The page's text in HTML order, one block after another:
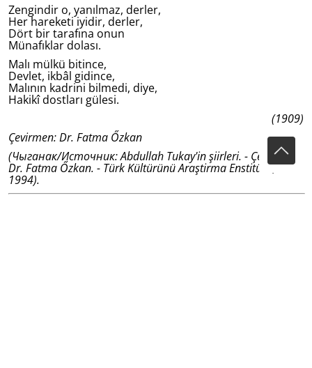
Zengindir o, yanılmaz, derler,
Her hareketi iyidir, derler,
Dört bir tarafına onun
Münafıklar dolası.
Malı mülkü bitince,
Devlet, ikbâl gidince,
Malının kadrini bilmedi, diye,
Hakikî dostları gülesi.
(1909)
Çevirmen: Dr. Fatma Őzkan
(Чыганак/Источник: Abdullah Tukay'in şiirleri. - Çevirmen
Dr. Fatma Őzkan. - Türk Kültürünü Araştirma Enstitüsü,
1994).